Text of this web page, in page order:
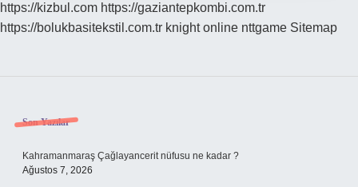
https://kizbul.com https://gaziantepkombi.com.tr
https://bolukbasitekstil.com.tr knight online nttgame Sitemap
Sidebar
Son Yazılar
Kahramanmaraş Çağlayancerit nüfusu ne kadar ?
Ağustos 7, 2026